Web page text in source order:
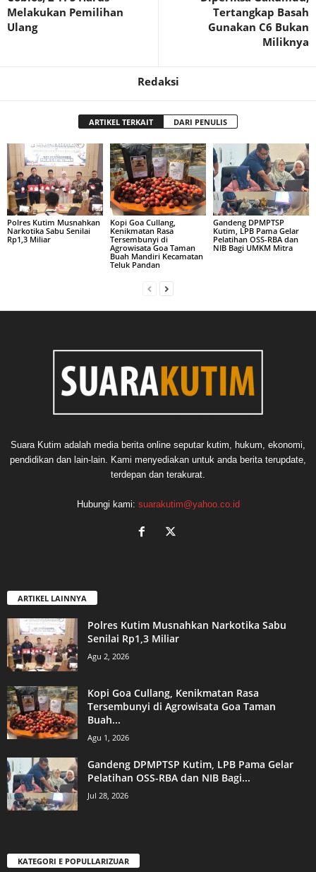
Melakukan Pemilihan
Ulang
Tertangkap Basah
Gunakan C6 Bukan
Miliknya
Redaksi
ARTIKEL TERKAIT DARI PENULIS
Polres Kutim Musnahkan
Narkotika Sabu Senilai
Rp1,3 Miliar
Kopi Goa Cullang,
Kenikmatan Rasa
Tersembunyi di
Agrowisata Goa Taman
Buah Mandiri Kecamatan
Teluk Pandan
Gandeng DPMPTSP
Kutim, LPB Pama Gelar
Pelatihan OSS-RBA dan
NIB Bagi UMKM Mitra
Suara Kutim adalah media berita online seputar kutim, hukum, ekonomi,
pendidikan dan lain-lain. Kami menyediakan untuk anda berita terupdate,
terdepan dan terakurat.
Hubungi kami: suarakutim@yahoo.co.id
ARTIKEL LAINNYA
Polres Kutim Musnahkan Narkotika Sabu
Senilai Rp1,3 Miliar
Agu 2, 2026
Kopi Goa Cullang, Kenikmatan Rasa
Tersembunyi di Agrowisata Goa Taman
Buah...
Agu 1, 2026
Gandeng DPMPTSP Kutim, LPB Pama Gelar
Pelatihan OSS-RBA dan NIB Bagi...
Jul 28, 2026
KATEGORI E POPULLARIZUAR